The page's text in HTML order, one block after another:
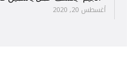
أغسطس 20, 2020